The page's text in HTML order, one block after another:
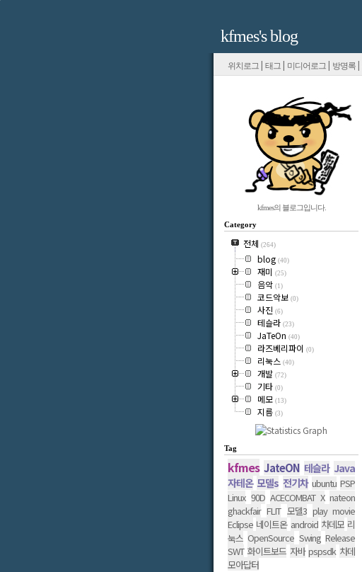
kfmes's blog
위치로그 | 태그 | 미디어로그 | 방명록 |
kfmes의 블로그입니다.
Category
전체 (264)
blog (40)
재미 (25)
음악 (1)
코드악보 (0)
사진 (6)
테슬라 (23)
JaTeOn (40)
라즈베리파이 (0)
리눅스 (40)
개발 (72)
기타 (0)
메모 (13)
지름 (3)
Tag
kfmes JateON 테슬라 Java
자테온 모델s 전기차 ubuntu PSP
Linux 90D ACECOMBAT X nateon
ghackfair FLIT 모델3 play movie
Eclipse 네이트온 android 차데모 리
눅스 OpenSource Swing Release
SWT 화이트보드 자바 pspsdk 차데
모아답터